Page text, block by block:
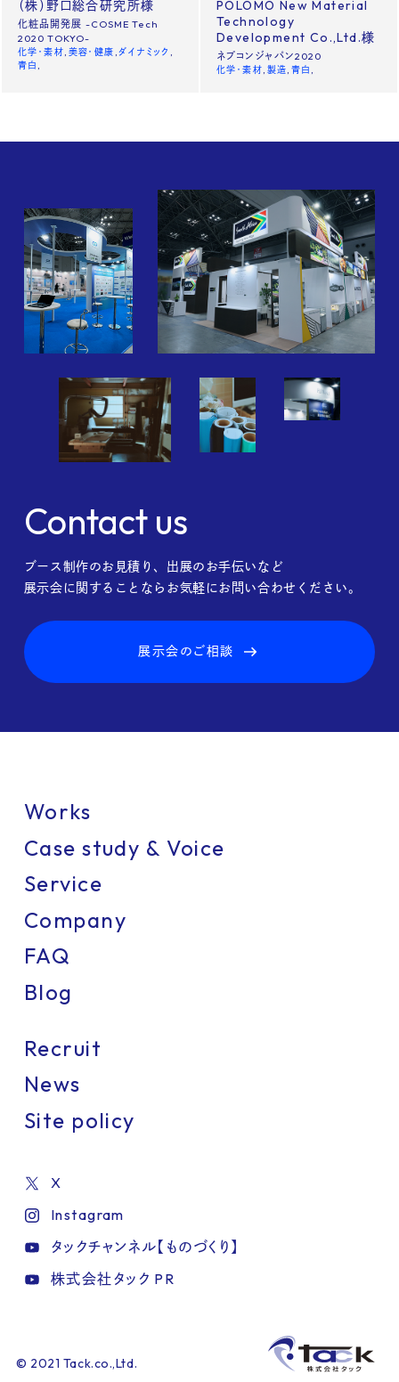
1小間 2小間
8-9小間
IT・情報機器 インテリア・生活雑貨
観光・ホテル・レストラン
印刷・包装・容器・文具
カラフル かわいい
ナチュラル
（株）野口総合研究所様
化粧品開発展 -COSME Tech
2020 TOKYO-
化学・素材 美容・健康 ダイナミック
青白
POLOMO New Material
Technology
Development Co.,Ltd.様
ネプコンジャパン2020
化学・素材 製造 青白
Contact us
ブース制作のお見積り、出展のお手伝いなど
展示会に関することならお気軽にお問い合わせください。
展示会のご相談
Works
Case study & Voice
Service
Company
FAQ
Blog
Recruit
News
Site policy
© 2021 Tack.co.,Ltd.
X
Instagram
タックチャンネル【ものづくり】
株式会社タック PR